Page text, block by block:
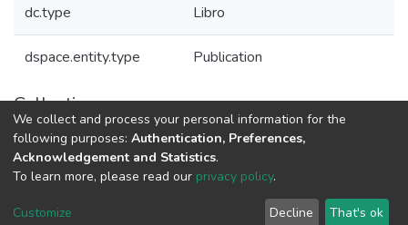
dc.type Libro
dspace.entity.type Publication
Collections
Libros Minciencias - Referenciales
DSpace software copyright © 2002-2026
Cookie
End User
Send
We collect and process your personal information for the
following purposes: Authentication, Preferences,
Acknowledgement and Statistics.
To learn more, please read our privacy policy.
Customize Decline That's ok